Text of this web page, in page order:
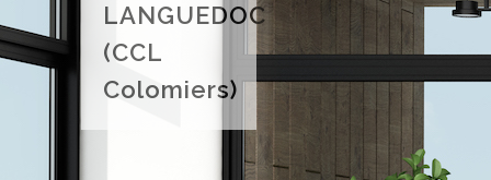
LANGUEDOC
(CCL
Colomiers)